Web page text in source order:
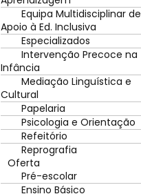
Equipa Multidisciplinar de
Apoio à Ed. Inclusiva
Especializados
Intervenção Precoce na
Infância
Mediação Linguística e
Cultural
Papelaria
Psicologia e Orientação
Refeitório
Reprografia
Oferta
Pré-escolar
Ensino Básico